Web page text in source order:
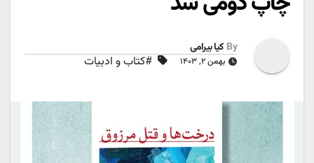
By کیا بیرامی
بهمن ۲, ۱۴۰۳ #کتاب و ادبیات